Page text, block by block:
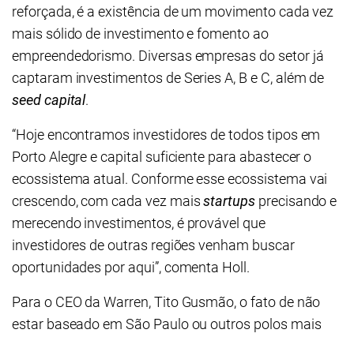
reforçada, é a existência de um movimento cada vez
mais sólido de investimento e fomento ao
empreendedorismo. Diversas empresas do setor já
captaram investimentos de Series A, B e C, além de
seed capital.
“Hoje encontramos investidores de todos tipos em
Porto Alegre e capital suficiente para abastecer o
ecossistema atual. Conforme esse ecossistema vai
crescendo, com cada vez maisstartups precisando e
merecendo investimentos, é provável que
investidores de outras regiões venham buscar
oportunidades por aqui”, comenta Holl.
Para o CEO da Warren, Tito Gusmão, o fato de não
estar baseado em São Paulo ou outros polos mais